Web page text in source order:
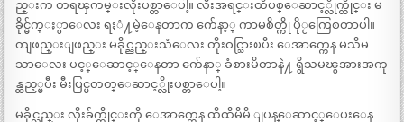
ည္းက တရၾကမ္းလိုးပစ္တာေပါ့။ လီးအရင္းထိပစ္ေဆာင့္လိုက္တိုင္း မ
ခိုင္မ်က္ႏွာေလး ရႈံ႔မဲ့ေနတာက က်ေနာ့္ ကာမစိတ္ကို ပိုႂကြေစတာပါ။
တျဖည္းျဖည္း မခိုင္ညည္းသံေလး တိုးဝင္သြားၿပီး ေအာက္ကေန မသိမ
သာေလး ပင့္ေဆာင့္ေနတာ က်ေနာ္ ခံစားမိတာနဲ႔ ရွိသမၽွအားအကု
န္ထည့္ၿပီး မီးပြင္မတတ္ေဆာင့္လိုးပစ္တာေပါ့။
မခိုင္လည္း လိုးခ်က္တိုင္းကို ေအာက္ကေန ထိထိမိမိ ျပန္ေဆာင့္ေပးေန